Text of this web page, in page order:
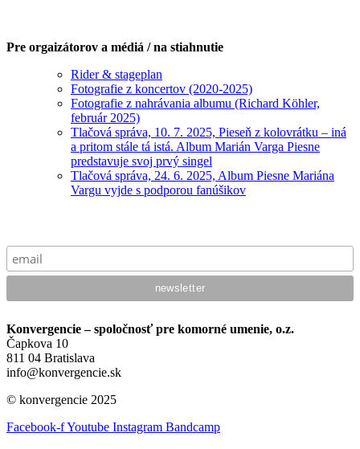
Pre orgaizátorov a médiá / na stiahnutie
Rider & stageplan
Fotografie z koncertov (2020-2025)
Fotografie z nahrávania albumu (Richard Köhler,
február 2025)
Tlačová správa, 10. 7. 2025, Pieseň z kolovrátku – iná
a pritom stále tá istá. Album Marián Varga Piesne
predstavuje svoj prvý singel
Tlačová správa, 24. 6. 2025, Album Piesne Mariána
Vargu vyjde s podporou fanúšikov
Konvergencie – spoločnosť pre komorné umenie, o.z.
Čapkova 10
811 04 Bratislava
info@konvergencie.sk
© konvergencie 2025
Facebook-fYoutube Instagram Bandcamp